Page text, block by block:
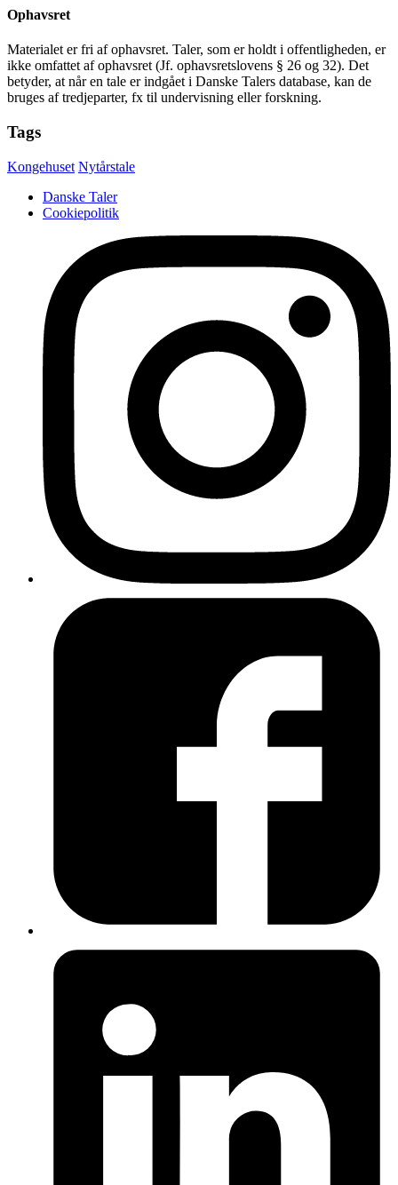
Ophavsret
Materialet er fri af ophavsret. Taler, som er holdt i offentligheden, er
ikke omfattet af ophavsret (Jf. ophavsretslovens § 26 og 32). Det
betyder, at når en tale er indgået i Danske Talers database, kan de
bruges af tredjeparter, fx til undervisning eller forskning.
Tags
Kongehuset Nytårstale
Danske Taler
Cookiepolitik